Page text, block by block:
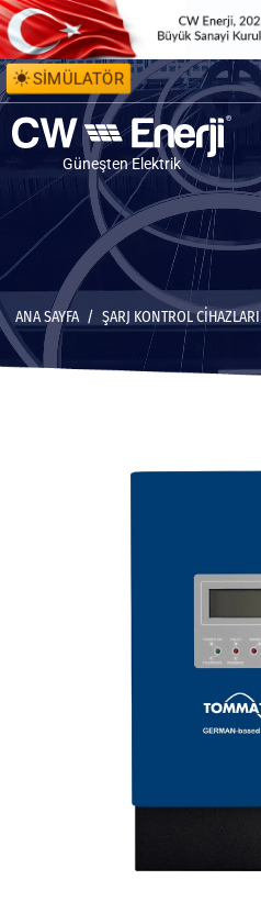
SİMÜLATÖR
Güneşten Elektrik
ANA SAYFA ŞARJ KONTROL CİHAZLARI